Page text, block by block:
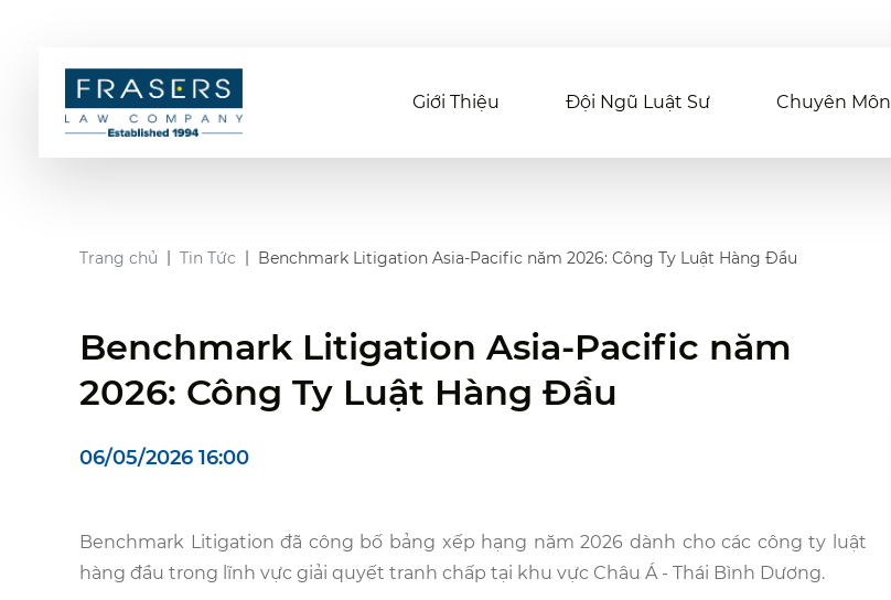
Giới Thiệu Đội Ngũ Luật Sư Chuyên Môn
Trang chủ Tin Tức Benchmark Litigation Asia-Pacific năm 2026: Công Ty Luật Hàng Đầu
Benchmark Litigation Asia-Pacific năm
2026: Công Ty Luật Hàng Đầu
06/05/2026 16:00
Benchmark Litigation đã công bố bảng xếp hạng năm 2026 dành cho các công ty luật
hàng đầu trong lĩnh vực giải quyết tranh chấp tại khu vực Châu Á - Thái Bình Dương.